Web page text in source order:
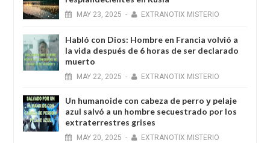
MAY 23, 2025 - EXTRANOTIX MISTERIO
Habló con Dios: Hombre en Francia volvió a
la vida después de 6 horas de ser declarado
muerto
MAY 22, 2025 - EXTRANOTIX MISTERIO
Un humanoide con cabeza de perro у pelaje
azul salvó a un hombre secuestrado por los
extraterrestres grises
MAY 20, 2025 - EXTRANOTIX MISTERIO